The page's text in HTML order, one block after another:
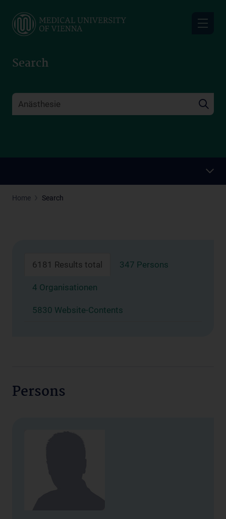
main
Search
Home Search
6181 Results total 347 Persons
4 Organisationen
5830 Website-Contents
Persons